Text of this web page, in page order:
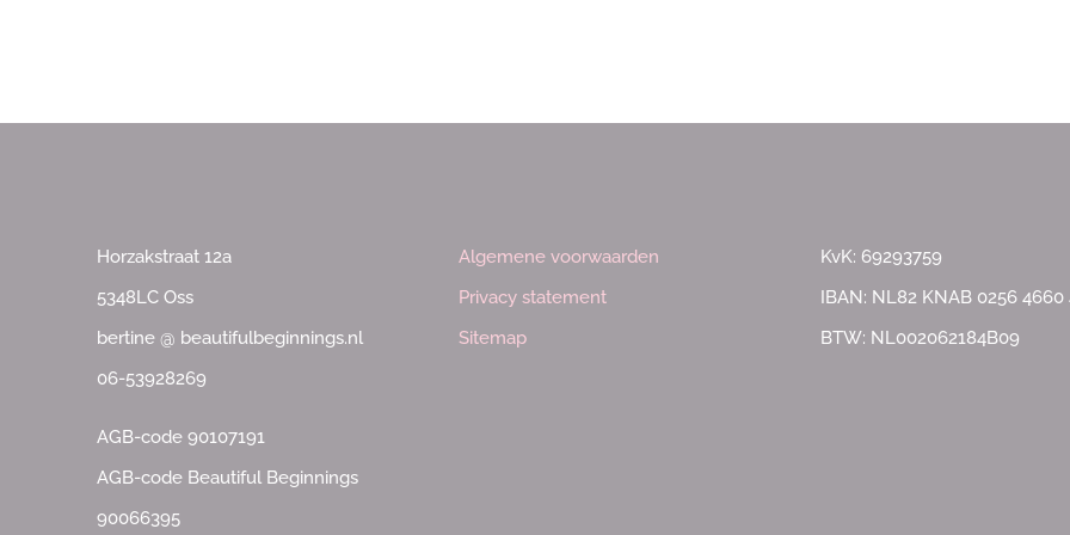
Horzakstraat 12a
5348LC Oss
bertine @ beautifulbeginnings.nl
06-53928269
AGB-code 90107191
AGB-code Beautiful Beginnings
90066395
Algemene voorwaarden
Privacy statement
Sitemap
KvK: 69293759
IBAN: NL82 KNAB 0256 4660
BTW: NL002062184B09